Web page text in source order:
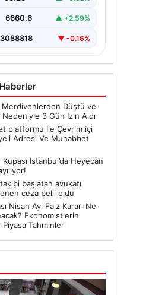
iletişim
Halen birçok…
6660.6 ▲ +2.59%
3088818 ▼ -0.16%
Merdivenlerden Düştü ve
Nedeniyle 3 Gün İzin Aldı
platformu İle Çevrim içi
Adresi Ve Muhabbet
İstanbul’da Heyecan
başlatan avukatı
ceza belli oldu
Nisan Ayı Faiz Kararı Ne
Ekonomistlerin
Tahminleri